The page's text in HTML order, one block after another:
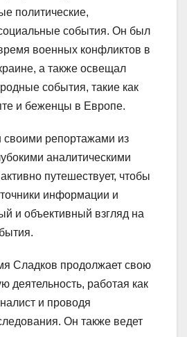
политические,
события. Он был
военных конфликтов в
а также освещал
события, такие как
и беженцы в Европе.
своими репортажами из
аналитическими
путешествует, чтобы
информации и
и объективный взгляд на
Сладков продолжает свою
деятельность, работая как
и проводя
Он также ведет